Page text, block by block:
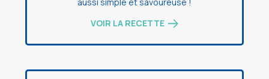
VOIR LA RECETTE